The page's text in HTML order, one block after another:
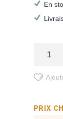
En
PRIX